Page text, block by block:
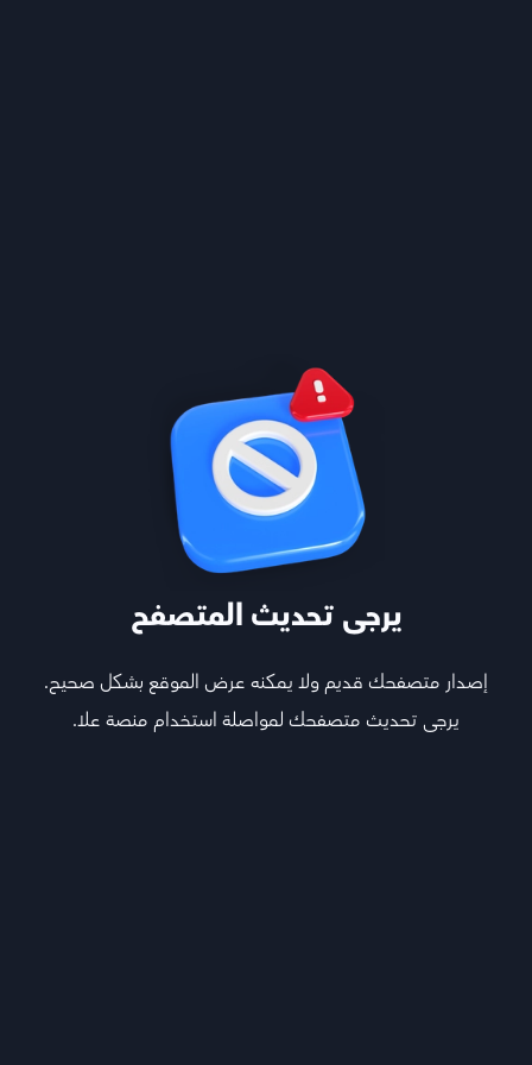
يرجى تحديث المتصفح
إصدار متصفحك قديم ولا يمكنه عرض الموقع بشكل صحيح.
يرجى تحديث متصفحك لمواصلة استخدام منصة علا.